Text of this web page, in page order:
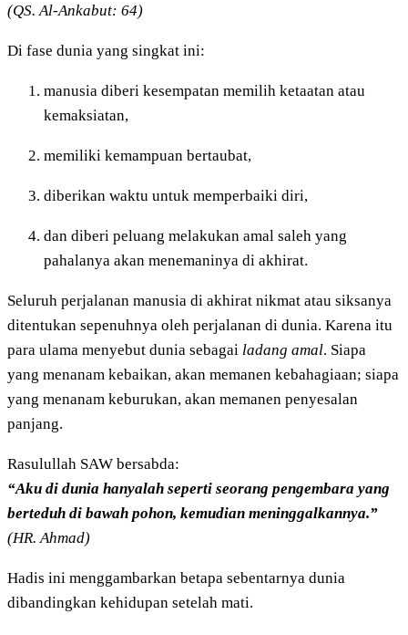
(QS. Al-Ankabut: 64)
Di fase dunia yang singkat ini:
manusia diberi kesempatan memilih ketaatan atau
kemaksiatan,
memiliki kemampuan bertaubat,
diberikan waktu untuk memperbaiki diri,
dan diberi peluang melakukan amal saleh yang
pahalanya akan menemaninya di akhirat.
Seluruh perjalanan manusia di akhirat nikmat atau siksanya
ditentukan sepenuhnya oleh perjalanan di dunia. Karena itu
para ulama menyebut dunia sebagai ladang amal. Siapa
yang menanam kebaikan, akan memanen kebahagiaan; siapa
yang menanam keburukan, akan memanen penyesalan
panjang.
Rasulullah SAW bersabda:
“Aku di dunia hanyalah seperti seorang pengembara yang
berteduh di bawah pohon, kemudian meninggalkannya.”
(HR. Ahmad)
Hadis ini menggambarkan betapa sebentarnya dunia
dibandingkan kehidupan setelah mati.